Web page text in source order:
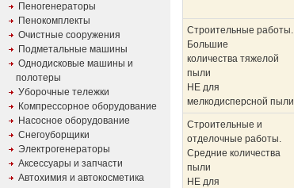
Пеногенераторы
Пенокомплекты
Очистные сооружения
Подметальные машины
Однодисковые машины и
полотеры
Уборочные тележки
Компрессорное оборудование
Насосное оборудование
Снегоуборщики
Электрогенераторы
Аксессуары и запчасти
Автохимия и автокосметика
Строительные работы.
Большие
количества тяжелой
пыли
НЕ для
мелкодисперсной пыли
Строительные и
отделочные работы.
Средние количества
пыли
НЕ для